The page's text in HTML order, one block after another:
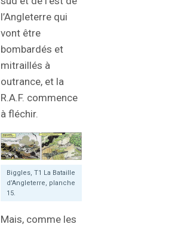
l’Angleterre qui
vont être
bombardés et
mitraillés à
outrance, et la
R.A.F. commence
à fléchir.
Biggles, T1 La Bataille
d’Angleterre, planche
15.
Mais, comme les